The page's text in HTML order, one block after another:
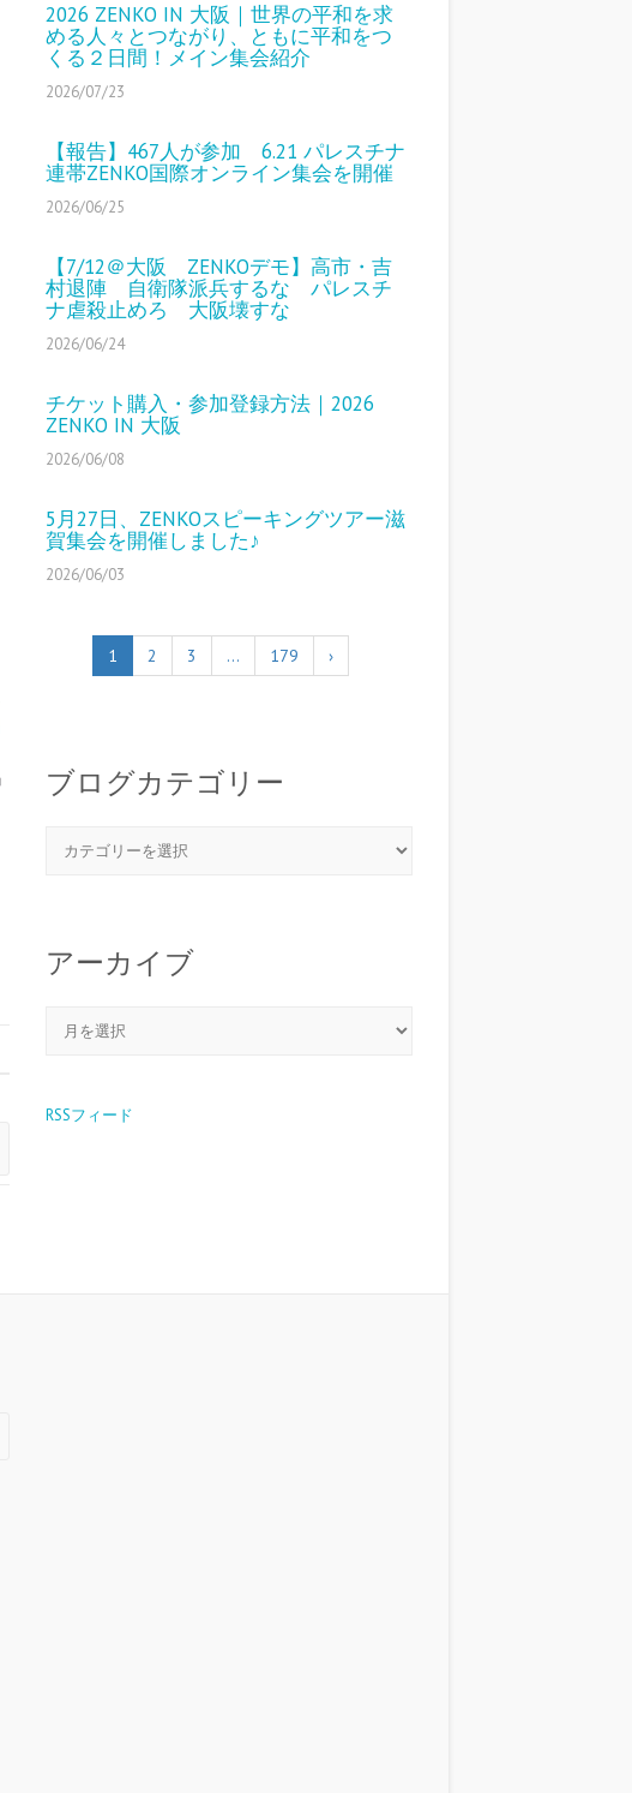
2026 ZENKO IN 大阪｜世界の平和を求
める人々とつながり、ともに平和をつ
くる２日間！メイン集会紹介
2026/07/23
【報告】467人が参加 6.21 パレスチナ
連帯ZENKO国際オンライン集会を開催
2026/06/25
【7/12＠大阪 ZENKOデモ】高市・吉
村退陣 自衛隊派兵するな パレスチ
ナ虐殺止めろ 大阪壊すな
2026/06/24
チケット購入・参加登録方法｜2026
ZENKO IN 大阪
2026/06/08
5月27日、ZENKOスピーキングツアー滋
賀集会を開催しました♪
2026/06/03
1 2 3 … 179 ›
ブログカテゴリー
アーカイブ
RSSフィード